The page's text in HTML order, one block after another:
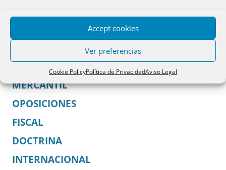
Accept cookies
Ver preferencias
Cookie PolicyPolítica de PrivacidadAviso Legal
SECCIONES PRINCIPALES:
OFICINA NOTARIAL
REGISTROS PROPIEDAD
MERCANTIL
OPOSICIONES
FISCAL
DOCTRINA
INTERNACIONAL